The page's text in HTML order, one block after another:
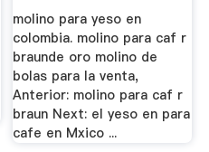
molino para yeso en
colombia. molino para caf r
braunde oro molino de
bolas para la venta,
Anterior: molino para caf r
braun Next: el yeso en para
cafe en Mxico ...